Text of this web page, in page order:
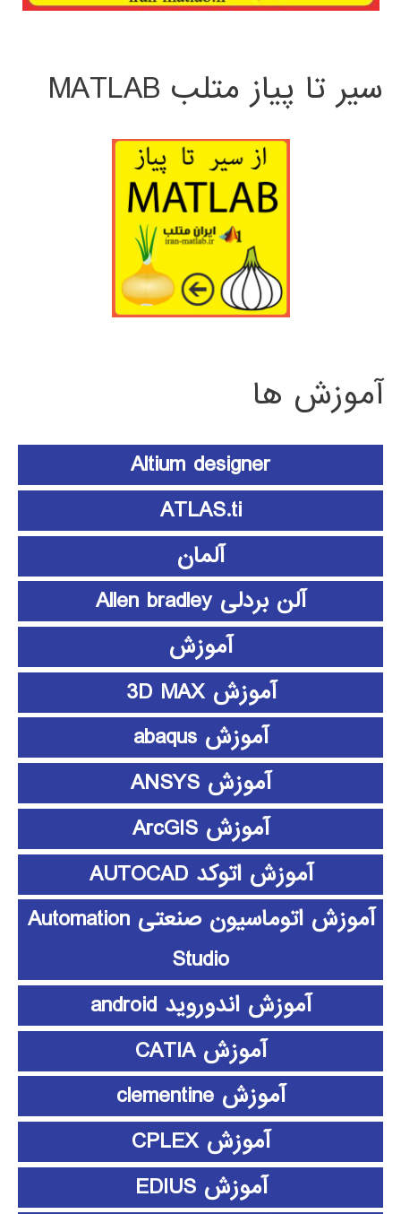
سیر تا پیاز متلب MATLAB
آموزش ها
Altium designer
ATLAS.ti
آلمان
آلن بردلی Allen bradley
آموزش
آموزش 3D MAX
آموزش abaqus
آموزش ANSYS
آموزش ArcGIS
آموزش اتوکد AUTOCAD
آموزش اتوماسیون صنعتی Automation
Studio
آموزش اندوروید android
آموزش CATIA
آموزش clementine
آموزش CPLEX
آموزش EDIUS